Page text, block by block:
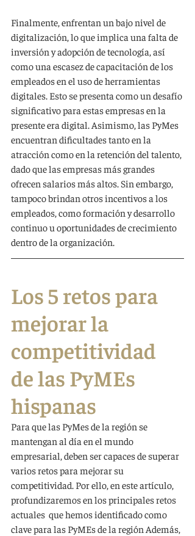
Finalmente, enfrentan un bajo nivel de
digitalización, lo que implica una falta de
inversión y adopción de tecnología, así
como una escasez de capacitación de los
empleados en el uso de herramientas
digitales. Esto se presenta como un desafío
significativo para estas empresas en la
presente era digital. Asimismo, las PyMes
encuentran dificultades tanto en la
atracción como en la retención del talento,
dado que las empresas más grandes
ofrecen salarios más altos. Sin embargo,
tampoco brindan otros incentivos a los
empleados, como formación y desarrollo
continuo u oportunidades de crecimiento
dentro de la organización.
Los 5 retos para
mejorar la
competitividad
de las PyMEs
hispanas
Para que las PyMes de la región se
mantengan al día en el mundo
empresarial, deben ser capaces de superar
varios retos para mejorar su
competitividad. Por ello, en este artículo,
profundizaremos en los principales retos
actuales  que hemos identificado como
clave para las PyMEs de la región Además,